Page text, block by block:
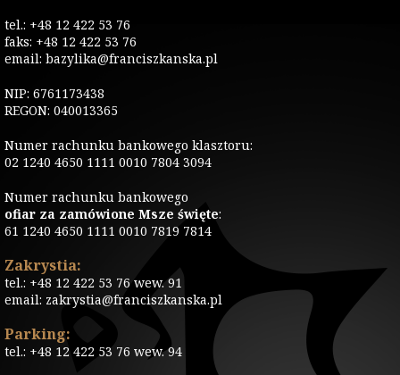
tel.: +48 12 422 53 76
faks: +48 12 422 53 76
email: bazylika@franciszkanska.pl
NIP: 6761173438
REGON: 040013365
Numer rachunku bankowego klasztoru:
02 1240 4650 1111 0010 7804 3094
Numer rachunku bankowego
ofiar za zamówione Msze święte:
61 1240 4650 1111 0010 7819 7814
Zakrystia:
tel.: +48 12 422 53 76 wew. 91
email: zakrystia@franciszkanska.pl
Parking:
tel.: +48 12 422 53 76 wew. 94